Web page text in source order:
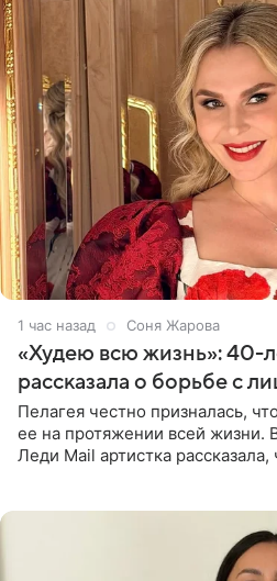
1 час назад Соня Жарова
«Худею всю жизнь»: 40-
рассказала о борьбе с
Пелагея честно призналась,
ее на протяжении всей жизни.
Леди Mail артистка рассказала,